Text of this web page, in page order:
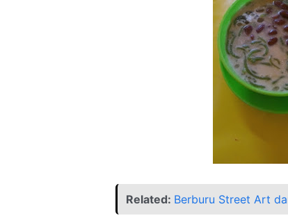
Related: Berburu Street Art